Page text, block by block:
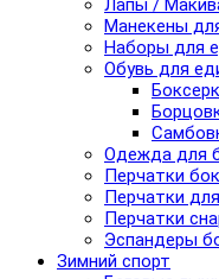
Лапы /
Манекены
Наборы для
Обувь для
Одежда для
Перчатки
Перчатки
Перчатки
Эспандеры
Зимний спорт